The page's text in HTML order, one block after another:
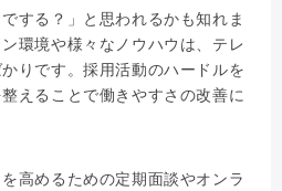
する？」と思われるかも知れま
環境や様々なノウハウは、テレ
りです。採用活動のハードルを
えることで働きやすさの改善に
高めるための定期面談やオンラ